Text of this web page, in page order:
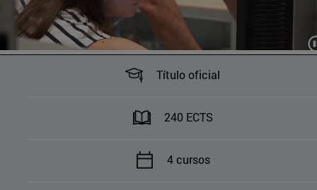
Título oficial
240 ECTS
4 cursos